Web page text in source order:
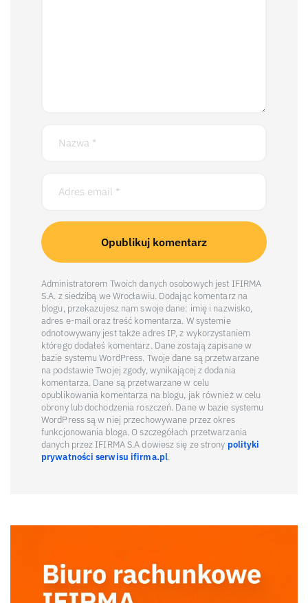
Administratorem Twoich danych osobowych jest IFIRMA
S.A. z siedzibą we Wrocławiu. Dodając komentarz na
blogu, przekazujesz nam swoje dane: imię i nazwisko,
adres e-mail oraz treść komentarza. W systemie
odnotowywany jest także adres IP, z wykorzystaniem
którego dodałeś komentarz. Dane zostają zapisane w
bazie systemu WordPress. Twoje dane są przetwarzane
na podstawie Twojej zgody, wynikającej z dodania
komentarza. Dane są przetwarzane w celu
opublikowania komentarza na blogu, jak również w celu
obrony lub dochodzenia roszczeń. Dane w bazie systemu
WordPress są w niej przechowywane przez okres
funkcjonowania bloga. O szczegółach przetwarzania
danych przez IFIRMA S.A dowiesz się ze strony polityki
prywatności serwisu ifirma.pl.